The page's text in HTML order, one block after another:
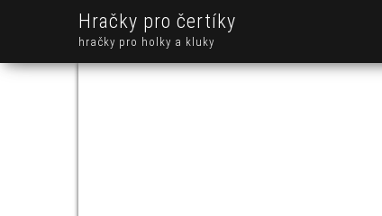
Hračky pro čertíky
hračky pro holky a kluky